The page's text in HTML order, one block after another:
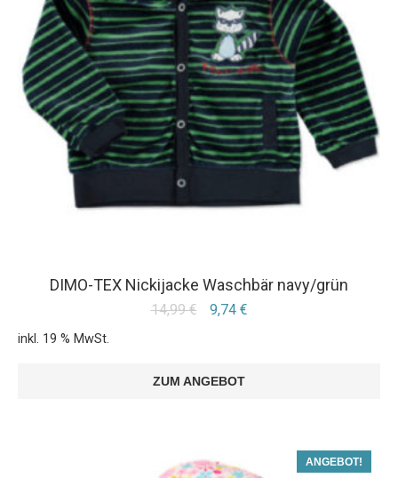
DIMO-TEX Nickijacke Waschbär navy/grün
14,99€ 9,74 €
inkl. 19 % MwSt.
ZUM ANGEBOT
ANGEBOT!